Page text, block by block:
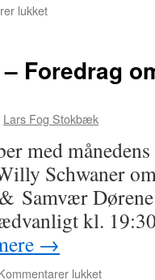
lukkettil
Besøg
Auktion
Hvidovre
Foredrag
Lars Fog Stokbæk
med
Schwaner
Samvær
kl.
→
lukkettil